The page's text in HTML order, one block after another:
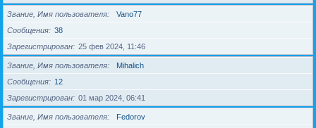
Звание, Имя пользователя
Vano77
Сообщения
38
Зарегистрирован
25 фев 2024, 11:46
Звание, Имя пользователя
Mihalich
Сообщения
12
Зарегистрирован
01 мар 2024, 06:41
Звание, Имя пользователя
Fedorov